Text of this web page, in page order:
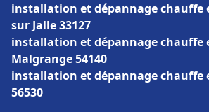
installation et dépannage chauffe
sur Jalle 33127
installation et dépannage chauffe
Malgrange 54140
installation et dépannage chauffe
56530